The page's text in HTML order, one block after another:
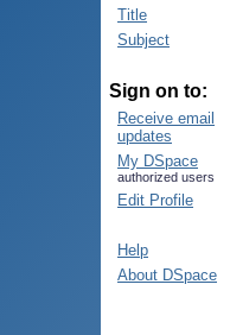
Title
Subject
Sign on to:
Receive email
updates
My DSpace
authorized users
Edit Profile
Help
About DSpace